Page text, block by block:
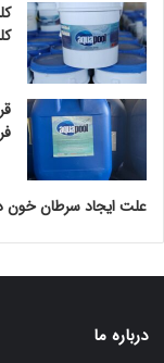
علت ایجاد سرطان
درباره ما